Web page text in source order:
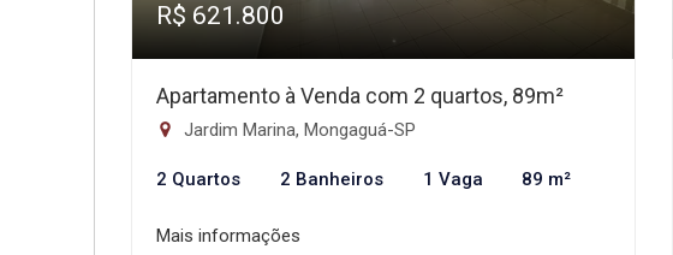
R$ 621.800
Apartamento à Venda com 2 quartos, 89m²
Jardim Marina, Mongaguá-SP
2 Quartos 2 Banheiros 1 Vaga 89 m²
Mais informações